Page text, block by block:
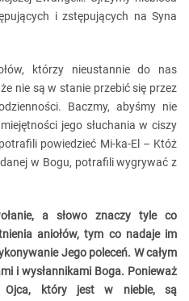
i zstępujących na Syna
którzy nieustannie do nas
nie są w stanie przebić się przez
Baczmy, abyśmy nie
jego słuchania w ciszy
powiedzieć Mi-ka-El – Któż
w Bogu, potrafili wygrywać z
a słowo znaczy tyle co
aniołów, tym co nadaje im
Jego poleceń. W całym
i wysłannikami Boga. Ponieważ
Ojca, który jest w niebie, są